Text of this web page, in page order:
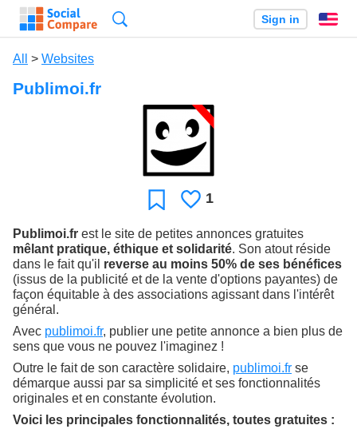
Sign in
All > Websites
Publimoi.fr
FavoriteLikes
1
Publimoi.fr est le site de petites annonces gratuites
mêlant pratique, éthique et solidarité. Son atout réside
dans le fait qu'il reverse au moins 50% de ses bénéfices
(issus de la publicité et de la vente d'options payantes) de
façon équitable à des associations agissant dans l'intérêt
général.
Avec publimoi.fr, publier une petite annonce a bien plus de
sens que vous ne pouvez l'imaginez !
Outre le fait de son caractère solidaire, publimoi.fr se
démarque aussi par sa simplicité et ses fonctionnalités
originales et en constante évolution.
Voici les principales fonctionnalités, toutes gratuites :